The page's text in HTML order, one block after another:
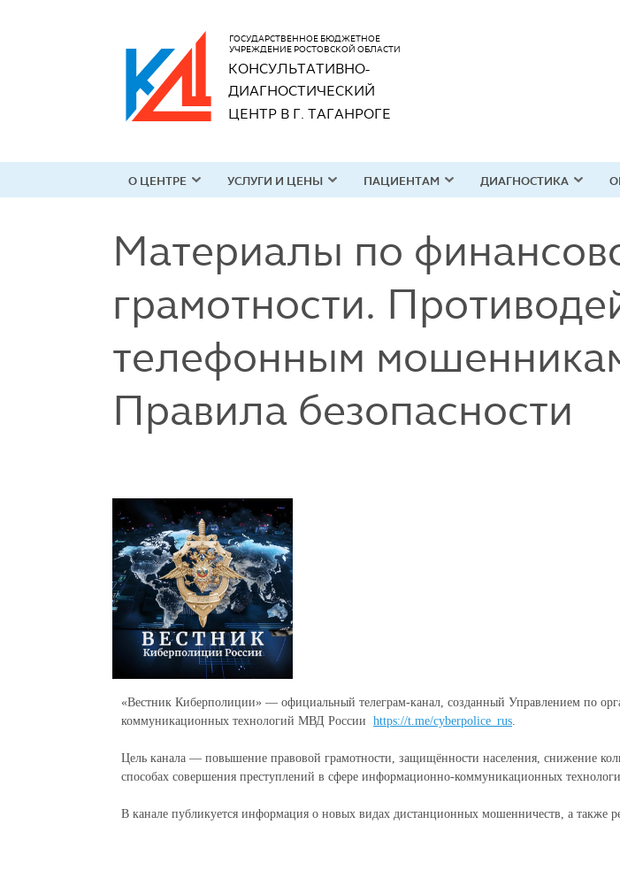
КОНСУЛЬТАТИВНО-
ДИАГНОСТИЧЕСКИЙ
ЦЕНТР В Г. ТАГАНРОГЕ
ГОСУДАРСТВЕННОЕ БЮДЖЕТНОЕ
УЧРЕЖДЕНИЕ РОСТОВСКОЙ ОБЛАСТИ
О ЦЕНТРЕ УСЛУГИ И ЦЕНЫ ПАЦИЕНТАМ ДИАГНОСТИКА
Материалы по
грамотности.
телефонным
Правила безопасности
«Вестник Киберполиции» — официальный телеграм-канал, созданный Управлением по
коммуникационных технологий МВД России https://t.me/cyberpolice_rus.
Цель канала — повышение правовой грамотности, защищённости населения, снижение
способах совершения преступлений в сфере информационно-коммуникационных
В канале публикуется информация о новых видах дистанционных мошенничеств, а также